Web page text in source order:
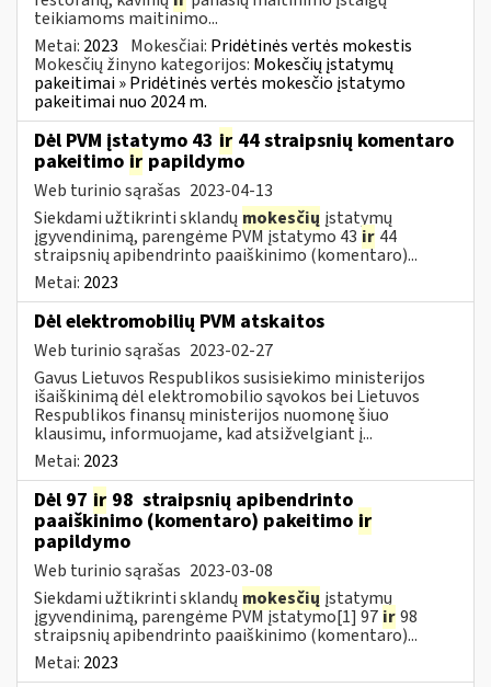
teikiamoms maitinimo...
Metai: 2023 Mokesčiai: Pridėtinės vertės mokestis
Mokesčių žinyno kategorijos: Mokesčių įstatymų
pakeitimai » Pridėtinės vertės mokesčio įstatymo
pakeitimai nuo 2024 m.
Dėl PVM įstatymo 43 ir 44 straipsnių komentaro
pakeitimo ir papildymo
Web turinio sąrašas 2023-04-13
Siekdami užtikrinti sklandų mokesčių įstatymų
įgyvendinimą, parengėme PVM įstatymo 43 ir 44
straipsnių apibendrinto paaiškinimo (komentaro)...
Metai: 2023
Dėl elektromobilių PVM atskaitos
Web turinio sąrašas 2023-02-27
Gavus Lietuvos Respublikos susisiekimo ministerijos
išaiškinimą dėl elektromobilio sąvokos bei Lietuvos
Respublikos finansų ministerijos nuomonę šiuo
klausimu, informuojame, kad atsižvelgiant į...
Metai: 2023
Dėl 97 ir 98 straipsnių apibendrinto
paaiškinimo (komentaro) pakeitimo ir
papildymo
Web turinio sąrašas 2023-03-08
Siekdami užtikrinti sklandų mokesčių įstatymų
įgyvendinimą, parengėme PVM įstatymo[1] 97 ir98
straipsnių apibendrinto paaiškinimo (komentaro)...
Metai: 2023